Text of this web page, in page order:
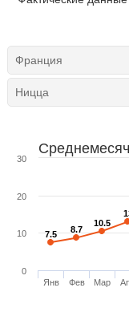
7.5
7.5 8.7
8.7
10.5
10.5
Янв Фев Мар
0
10
20
30